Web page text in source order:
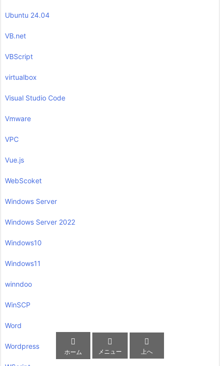
Ubuntu 24.04
VB.net
VBScript
virtualbox
Visual Studio Code
Vmware
VPC
Vue.js
WebScoket
Windows Server
Windows Server 2022
Windows10
Windows11
winndoo
WinSCP
Word
Wordpress 
ホーム

メニュー

上へ